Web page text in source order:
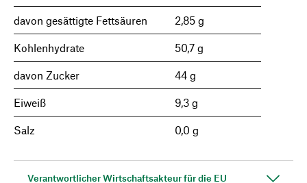
davon gesättigte Fettsäuren 2,85 g
Kohlenhydrate 50,7 g
davon Zucker 44 g
Eiweiß 9,3 g
Salz 0,0 g
Verantwortlicher Wirtschaftsakteur für die EU